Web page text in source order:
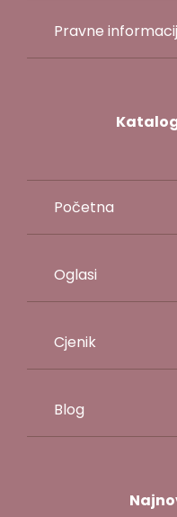
Pravne
Početna
Oglasi
Cjenik
Blog